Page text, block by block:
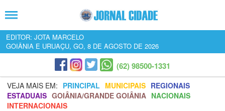
EDITOR: JOTA MARCELO
GOIÂNIA E URUAÇU, GO, 8 DE AGOSTO DE 2026
(62) 98500-1331
VEJA MAIS EM: PRINCIPAL MUNICIPAIS REGIONAIS
ESTADUAIS GOIÂNIA/GRANDE GOIÂNIA NACIONAIS
INTERNACIONAIS